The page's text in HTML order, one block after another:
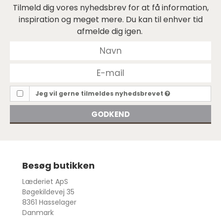
Tilmeld dig vores nyhedsbrev for at få information,
inspiration og meget mere. Du kan til enhver tid
afmelde dig igen.
Jeg vil gerne tilmeldes nyhedsbrevet
GODKEND
Besøg butikken
Læderiet ApS
Bøgekildevej 35
8361 Hasselager
Danmark